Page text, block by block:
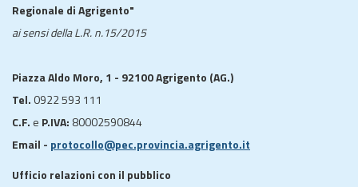
Regionale di Agrigento"
ai sensi della L.R. n.15/2015
Piazza Aldo Moro, 1 - 92100 Agrigento (AG.)
Tel. 0922 593 111
C.F. e P.IVA: 80002590844
Email - protocollo@pec.provincia.agrigento.it
Ufficio relazioni con il pubblico